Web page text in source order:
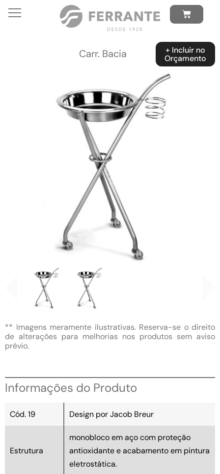
Carr. Bacia
+ Incluir no
Orçamento
** Imagens meramente ilustrativas. Reserva-se o direito
de alterações para melhorias nos produtos sem aviso
prévio.
Informações do Produto
Cód. 19 Design por Jacob Breur
Estrutura
monobloco em aço com proteção
antioxidante e acabamento em pintura
eletrostática.